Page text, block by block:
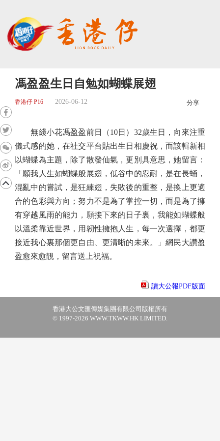
馮盈盈生日自勉如蝴蝶展翅
香港仔 P16 2026-06-12 分享
無綫小花馮盈盈前日（10日）32歲生日，向來注重
儀式感的她，在社交平台貼出生日相慶祝，而該輯新相
以蝴蝶為主題，除了散發仙氣，更別具意思，她留言：
「願我人生如蝴蝶般展翅，低谷中的忍耐，是在長蛹，
混亂中的嘗試，是狂練翅，失敗後的重整，是換上更適
合的色彩與方向；努力不是為了掌控一切，而是為了擁
有穿越風雨的能力，願接下來的日子裏，我能如蝴蝶般
以溫柔靠近世界，用韌性擁抱人生，每一次選擇，都更
接近我心裏那個更自由、更清晰的未來。」網民大讚盈
盈愈來愈靚，留言送上祝福。
讀大公報PDF版面
香港大公文匯傳媒集團有限公司版權所有
© 1997-2026 WWW.TKWW.HK LIMITED.